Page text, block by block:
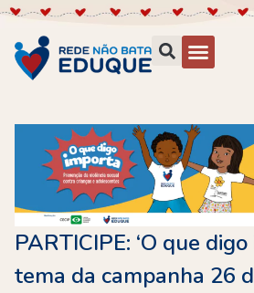
PARTICIPE: ‘O que
tema da campanha 26